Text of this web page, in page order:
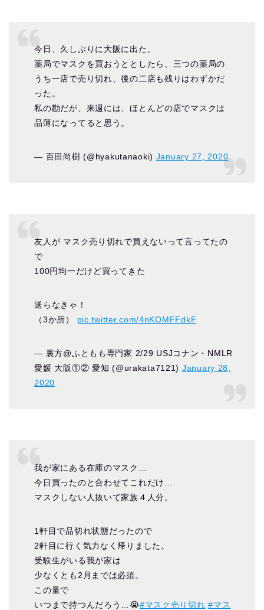
今日、久しぶりに大阪に出た。
薬局でマスクを買おうととしたら、三つの薬局の
うち一店で売り切れ、後の二店も残りはわずかだ
った。
私の勘だが、来週には、ほとんどの店でマスクは
品薄になってると思う。
— 百田尚樹 (@hyakutanaoki) January 27, 2020
友人が マスク売り切れで買えないって言ってたの
で
100円均一だけど買ってきた
送らなきゃ！
（3か所） pic.twitter.com/4nKOMFFdkF
— 裏方@ふともも専門家 2/29 USJコナン・NMLR
愛媛 大阪①② 愛知 (@urakata7121) January 28,
2020
我が家にある在庫のマスク…
今日買ったのと合わせてこれだけ…
マスクしない人抜いて家族４人分。
1軒目で品切れ状態だったので
2軒目に行く気力なく帰りました。
受験生がいる我が家は
少なくとも2月までは必須。
この量で
いつまで持つんだろう…😭#マスク売り切れ #マス